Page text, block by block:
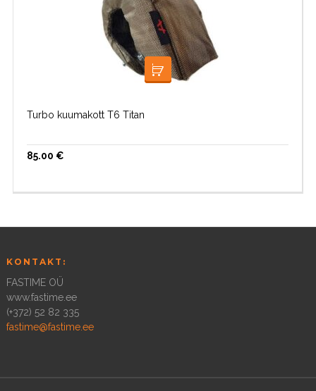
LISA KORVI
Turbo kuumakott T6 Titan
85.00 €
KONTAKT:
FASTIME OÜ
www.fastime.ee
(+372) 52 82 335
fastime@fastime.ee